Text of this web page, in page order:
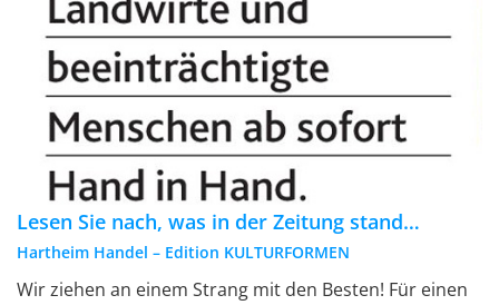
Lesen Sie nach, was in der Zeitung stand…
Hartheim Handel – Edition KULTURFORMEN
Wir ziehen an einem Strang mit den Besten! Für einen